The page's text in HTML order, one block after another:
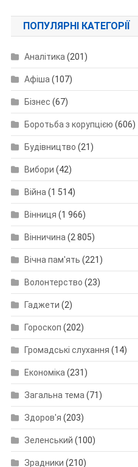
ПОПУЛЯРНІ КАТЕГОРІЇ
Аналітика (201)
Афіша (107)
Бізнес (67)
Боротьба з корупцією (606)
Будівництво (21)
Вибори (42)
Війна (1 514)
Вінниця (1 966)
Вінничина (2 805)
Вічна пам'ять (221)
Волонтерство (23)
Гаджети (2)
Гороскоп (202)
Громадські слухання (14)
Економіка (231)
Загальна тема (71)
Здоров'я (203)
Зеленський (100)
Зрадники (210)